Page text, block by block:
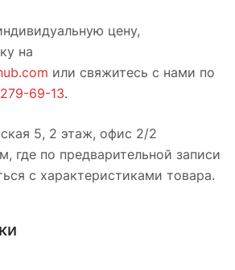
цену,
на
или свяжитесь с нами по
69-13.
5, 2 этаж, офис 2/2
где по предварительной записи
с характеристиками товара.